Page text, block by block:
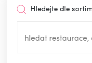
Hledejte dle